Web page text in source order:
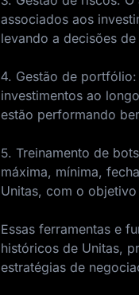
associados aos
levando a decisões
4. Gestão de
investimentos ao
estão performando
5. Treinamento de
máxima, mínima,
Unitas, com o
Essas ferramentas e
históricos de Unitas,
estratégias de